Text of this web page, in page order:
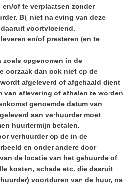
of te verplaatsen zonder
Bij niet naleving van deze
voortvloeiend.
en/of presteren (en te
zoals opgenomen in de
oorzaak dan ook niet op de
afgeleverd of afgehaald dient
van aflevering of afhalen te worden
genoemde datum van
aan verhuurder moet
huurtermijn betalen.
verhuurder op de in de
en onder andere door
de locatie van het gehuurde of
kosten, schade etc. die daaruit
voortduren van de huur, na